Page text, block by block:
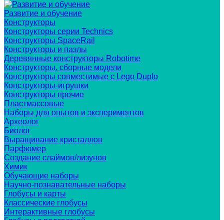
Развитие и обучение
Конструкторы
Конструкторы серии Technics
Конструкторы SpaceRail
Конструкторы и пазлы
Деревянные конструкторы Robotime
Конструкторы, сборные модели
Конструкторы совместимые с Lego Duplo
Конструкторы-игрушки
Конструкторы прочие
Пластмассовые
Наборы для опытов и экспериментов
Археолог
Биолог
Выращивание кристаллов
Парфюмер
Создание слаймов/лизунов
Химик
Обучающие наборы
Научно-познавательные наборы
Глобусы и карты
Классические глобусы
Интерактивные глобусы